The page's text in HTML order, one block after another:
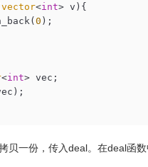
vector<int> v) {
0 );
<int> vec;
贝一份，传入deal。在deal函